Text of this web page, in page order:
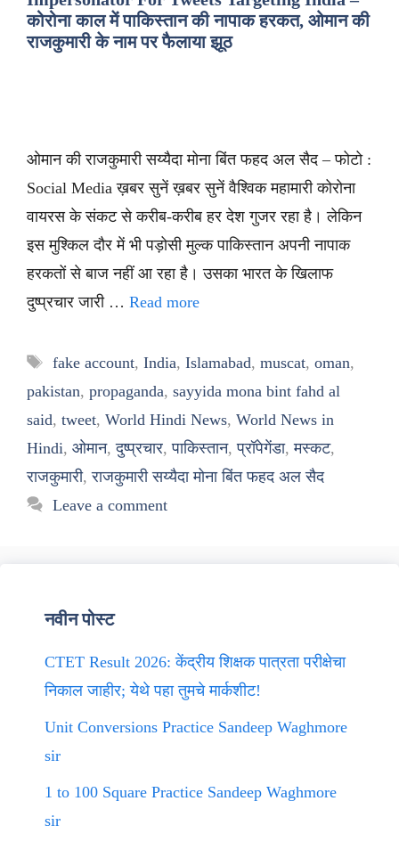
कोरोना काल में पाकिस्तान की नापाक हरकत, ओमान की
राजकुमारी के नाम पर फैलाया झूठ
ओमान की राजकुमारी सय्यैदा मोना बिंत फहद अल सैद – फोटो :
Social Media ख़बर सुनें ख़बर सुनें वैश्विक महामारी कोरोना
वायरस के संकट से करीब-करीब हर देश गुजर रहा है। लेकिन
इस मुश्किल दौर में भी पड़ोसी मुल्क पाकिस्तान अपनी नापाक
हरकतों से बाज नहीं आ रहा है। उसका भारत के खिलाफ
दुष्प्रचार जारी … Read more
Tags
fake account, India, Islamabad, muscat, oman,
pakistan, propaganda, sayyida mona bint fahd al
said, tweet, World Hindi News, World News in
Hindi, ओमान,दुष्प्रचार,पाकिस्तान,प्रॉपेगेंडा,मस्कट,
राजकुमारी,राजकुमारी सय्यैदा मोना बिंत फहद अल सैद
Leave a comment
नवीन पोस्ट
CTET Result 2026: केंद्रीय शिक्षक पात्रता परीक्षेचा
निकाल जाहीर; येथे पहा तुमचे मार्कशीट!
Unit Conversions Practice Sandeep Waghmore
sir
1 to 100 Square Practice Sandeep Waghmore
sir